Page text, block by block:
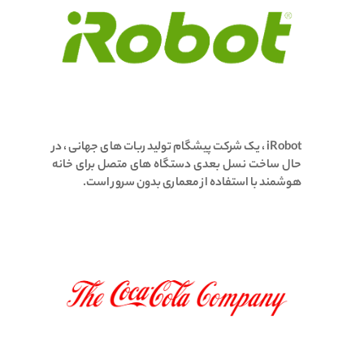
iRobot ، یک شرکت پیشگام تولید ربات های جهانی ، در
حال ساخت نسل بعدی دستگاه های متصل برای خانه
هوشمند با استفاده از معماری بدون سرور است.